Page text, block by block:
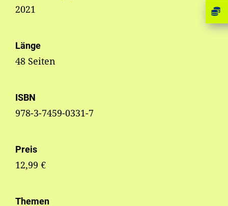
2021
Länge
48 Seiten
ISBN
978-3-7459-0331-7
Preis
12,99 €
Themen